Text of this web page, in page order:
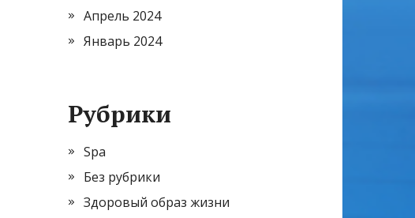
Апрель 2024
Январь 2024
Рубрики
Spa
Без рубрики
Здоровый образ жизни